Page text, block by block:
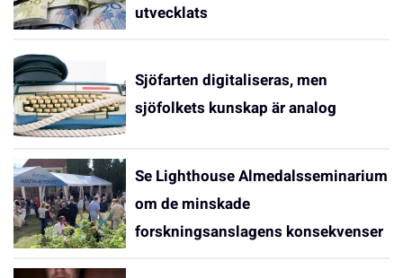
utvecklats
Sjöfarten digitaliseras, men
sjöfolkets kunskap är analog
Se Lighthouse Almedalsseminarium
om de minskade
forskningsanslagens konsekvenser